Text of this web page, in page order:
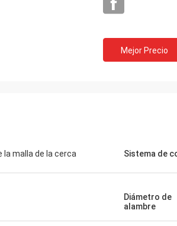
Mejor Precio
la malla de la cerca Sistema de
Diámetro de
alambre